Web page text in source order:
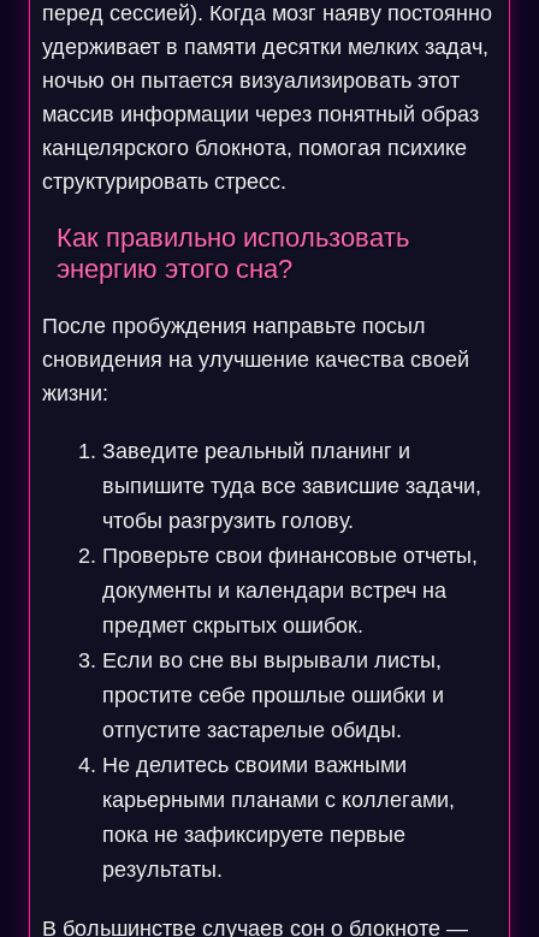
перед сессией). Когда мозг наяву постоянно
удерживает в памяти десятки мелких задач,
ночью он пытается визуализировать этот
массив информации через понятный образ
канцелярского блокнота, помогая психике
структурировать стресс.
Как правильно использовать
энергию этого сна?
После пробуждения направьте посыл
сновидения на улучшение качества своей
жизни:
Заведите реальный планинг и
выпишите туда все зависшие задачи,
чтобы разгрузить голову.
Проверьте свои финансовые отчеты,
документы и календари встреч на
предмет скрытых ошибок.
Если во сне вы вырывали листы,
простите себе прошлые ошибки и
отпустите застарелые обиды.
Не делитесь своими важными
карьерными планами с коллегами,
пока не зафиксируете первые
результаты.
В большинстве случаев сон о блокноте —